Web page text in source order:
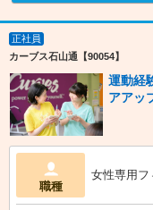
正社員
カーブス石山通【90054】
運動経
アアッ
職種
女性専用フ